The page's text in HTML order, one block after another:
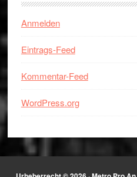
Anmelden
Eintrags-Feed
Kommentar-Feed
WordPress.org